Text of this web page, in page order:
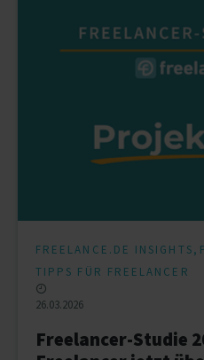
FREELANCE.DE INSIGHTS,
TIPPS FÜR FREELANCER
26.03.2026
Freelancer-Studie